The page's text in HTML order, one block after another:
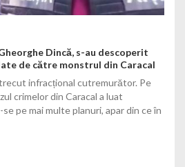
Dincă, s-au descoperit
de către monstrul din Caracal
infracțional cutremurător. Pe
crimelor din Caracal a luat
pe mai multe planuri, apar din ce în